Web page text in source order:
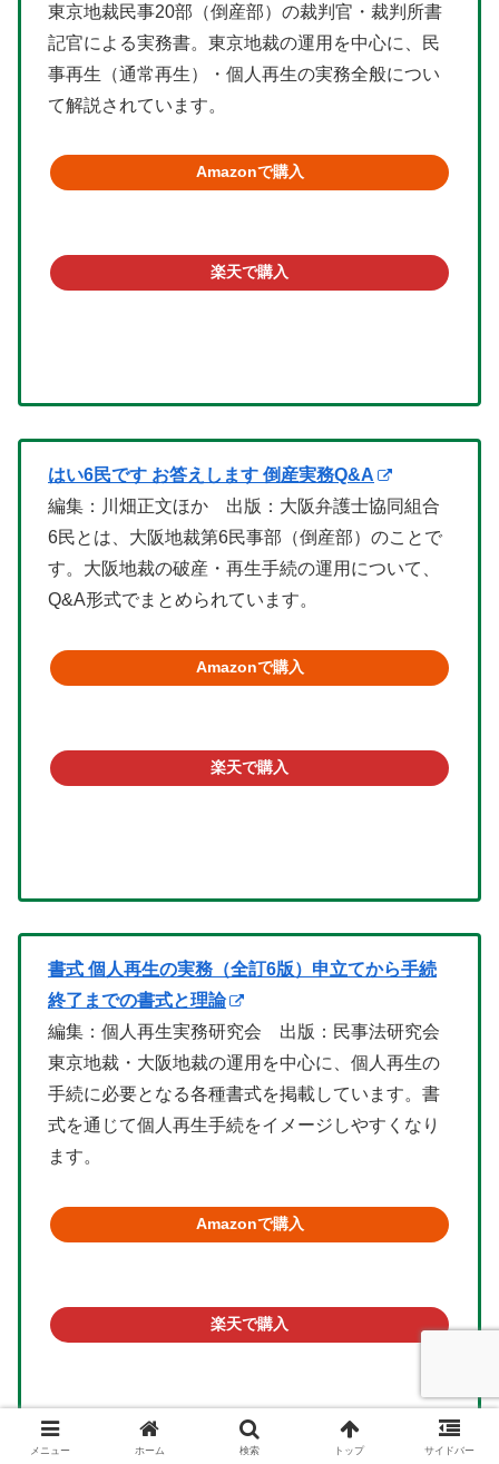
東京地裁民事20部（倒産部）の裁判官・裁判所書
記官による実務書。東京地裁の運用を中心に、民
事再生（通常再生）・個人再生の実務全般につい
て解説されています。
Amazonで購入
楽天で購入
はい6民です お答えします 倒産実務Q&A
編集：川畑正文ほか 出版：大阪弁護士協同組合
6民とは、大阪地裁第6民事部（倒産部）のことで
す。大阪地裁の破産・再生手続の運用について、
Q&A形式でまとめられています。
Amazonで購入
楽天で購入
書式 個人再生の実務（全訂6版）申立てから手続
終了までの書式と理論
編集：個人再生実務研究会 出版：民事法研究会
東京地裁・大阪地裁の運用を中心に、個人再生の
手続に必要となる各種書式を掲載しています。書
式を通じて個人再生手続をイメージしやすくなり
ます。
Amazonで購入
楽天で購入
メニュー ホーム 検索 トップ サイドバー